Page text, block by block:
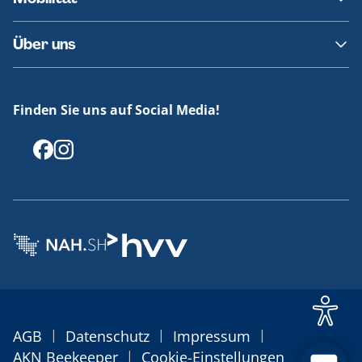
Fundsachen
Häufige Fragen
Barrierefreies Reisen
Erklärung Barrierefreiheit
Über uns
Offenlegungen
Finden Sie uns auf Social Media!
AGB | Datenschutz | Impressum |
AKN Beekeeper | Cookie-Einstellungen